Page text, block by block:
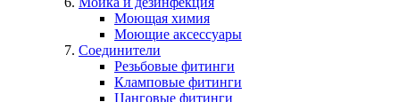
Моющая химия
Моющие аксессуары
Соединители
Резьбовые фитинги
Кламповые фитинги
Цанговые фитинги